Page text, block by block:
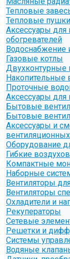
Тепловые
Тепловые пушки
Аксессуары для
обогревателей
Водоснабжение
Газовые котлы
Двухконтурные
Накопительные
Проточные
Аксессуары для
Бытовые
Бытовые
Аксессуары и
Оборудование
Гибкие
Компактные
Наборные
Вентиляторы
Вентиляторы
Охладители и
Рекуператоры
Сетевые
Решетки и
Системы
Водяные